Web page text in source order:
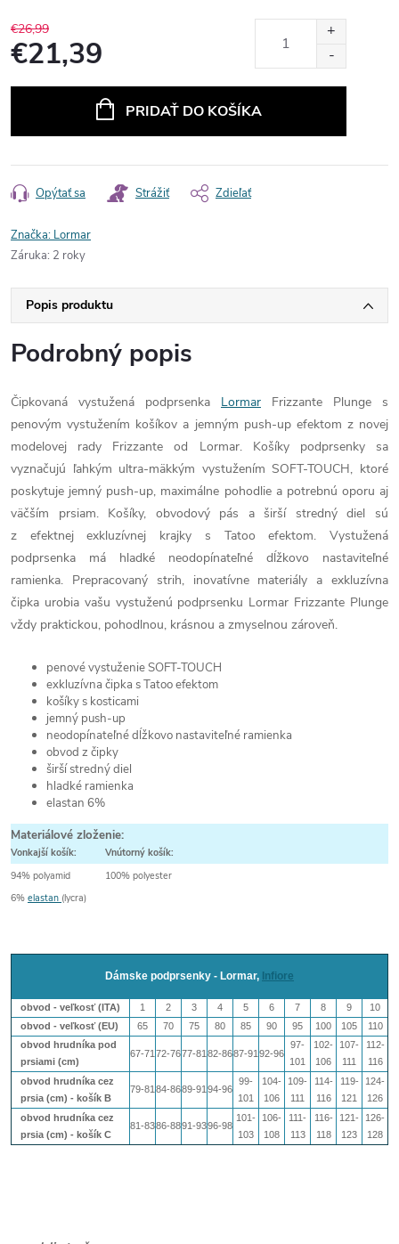
€26,99
€21,39
PRIDAŤ DO KOŠÍKA
Opýtať sa Strážiť Zdieľať
Značka: Lormar
Záruka: 2 roky
Popis produktu
Podrobný popis
Čipkovaná vystužená podprsenka Lormar Frizzante Plunge s
penovým vystužením košíkov a jemným push-up efektom z novej
modelovej rady Frizzante od Lormar. Košíky podprsenky sa
vyznačujú ľahkým ultra-mäkkým vystužením SOFT-TOUCH, ktoré
poskytuje jemný push-up, maximálne pohodlie a potrebnú oporu aj
väčším prsiam. Košíky, obvodový pás a širší stredný diel sú
z efektnej exkluzívnej krajky s Tatoo efektom. Vystužená
podprsenka má hladké neodopínateľné dĺžkovo nastaviteľné
ramienka. Prepracovaný strih, inovatívne materiály a exkluzívna
čipka urobia vašu vystuženú podprsenku Lormar Frizzante Plunge
vždy praktickou, pohodlnou, krásnou a zmyselnou zároveň.
penové vystuženie SOFT-TOUCH
exkluzívna čipka s Tatoo efektom
košíky s kosticami
jemný push-up
neodopínateľné dĺžkovo nastaviteľné ramienka
obvod z čipky
širší stredný diel
hladké ramienka
elastan 6%
Materiálové zloženie:
Vonkajší košík:
Vnútorný košík:
94% polyamid
6% elastan (lycra)
100% polyester
Dámske podprsenky - Lormar, Infiore
obvod - veľkosť (ITA) 1 2 3 4 5 6 7 8 9
10
obvod - veľkosť (EU)
65 70 75 80 85 90 95 100 105
110
obvod hrudníka pod
prsiami (cm)
67-71 72-7677-81 82-8687-91 92-96
97-
101
102-
106
107-
111
112-
116
obvod hrudníka cez
prsia (cm) - košík B
79-81 84-8689-91 94-96
99-
101
104-
106
109-
111
114-
116
119-
121
124-
126
obvod hrudníka cez
prsia (cm) - košík C
81-8386-8891-9396-98
101-
103
106-
108
111-
113
116-
118
121-
123
126-
128